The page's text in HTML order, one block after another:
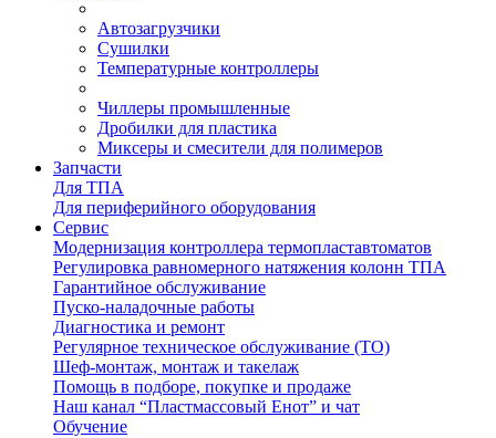
Автозагрузчики
Сушилки
Температурные контроллеры
Чиллеры промышленные
Дробилки для пластика
Миксеры и смесители для полимеров
Запчасти
Для ТПА
Для периферийного оборудования
Сервис
Модернизация контроллера термопластавтоматов
Регулировка равномерного натяжения колонн ТПА
Гарантийное обслуживание
Пуско-наладочные работы
Диагностика и ремонт
Регулярное техническое обслуживание (ТО)
Шеф-монтаж, монтаж и такелаж
Помощь в подборе, покупке и продаже
Наш канал “Пластмассовый Енот” и чат
Обучение